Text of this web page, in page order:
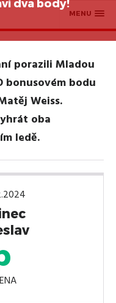
MENU
dva body!
porazili Mladou
bonusovém bodu
Weiss.
oba
ledě.